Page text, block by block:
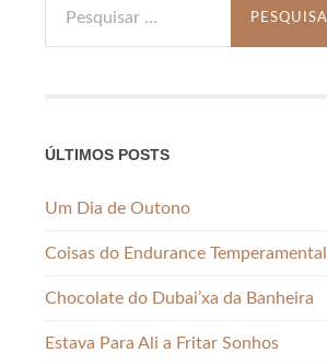
por:
ÚLTIMOS POSTS
Um Dia de Outono
Coisas do Endurance Temperamental
Chocolate do Dubai’xa da Banheira
Estava Para Ali a Fritar Sonhos